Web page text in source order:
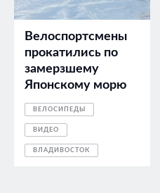
Велоспортсмены
прокатились по
замерзшему
Японскому морю
ВЕЛОСИПЕДЫ
ВИДЕО
ВЛАДИВОСТОК